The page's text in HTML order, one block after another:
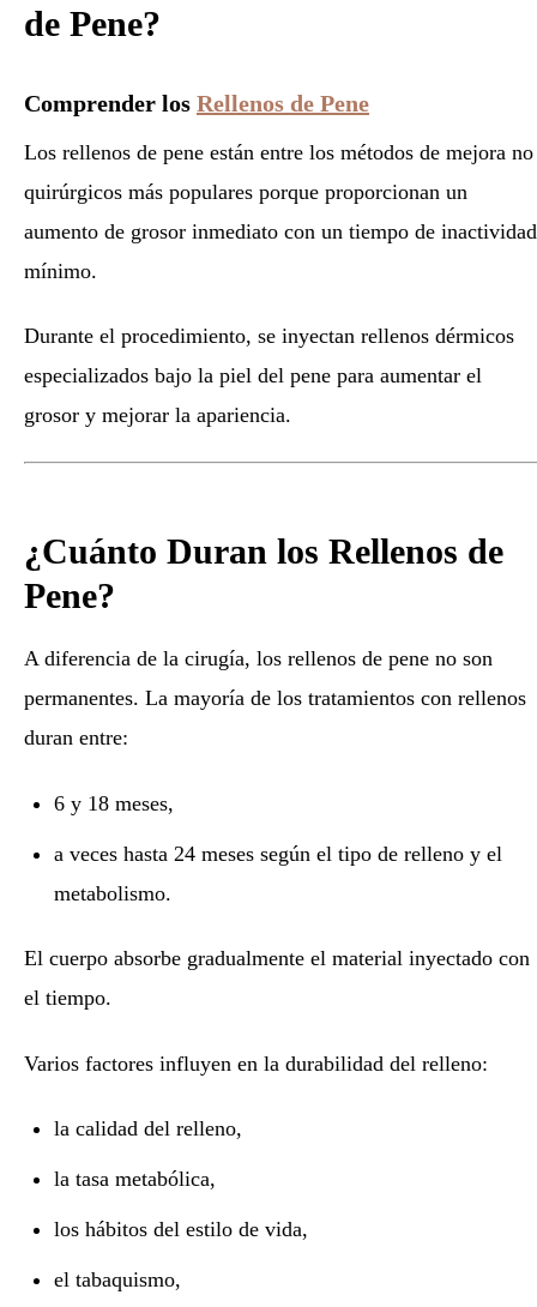
de Pene?
Comprender los Rellenos de Pene
Los rellenos de pene están entre los métodos de mejora no
quirúrgicos más populares porque proporcionan un
aumento de grosor inmediato con un tiempo de inactividad
mínimo.
Durante el procedimiento, se inyectan rellenos dérmicos
especializados bajo la piel del pene para aumentar el
grosor y mejorar la apariencia.
¿Cuánto Duran los Rellenos de
Pene?
A diferencia de la cirugía, los rellenos de pene no son
permanentes. La mayoría de los tratamientos con rellenos
duran entre:
6 y 18 meses,
a veces hasta 24 meses según el tipo de relleno y el
metabolismo.
El cuerpo absorbe gradualmente el material inyectado con
el tiempo.
Varios factores influyen en la durabilidad del relleno:
la calidad del relleno,
la tasa metabólica,
los hábitos del estilo de vida,
el tabaquismo,